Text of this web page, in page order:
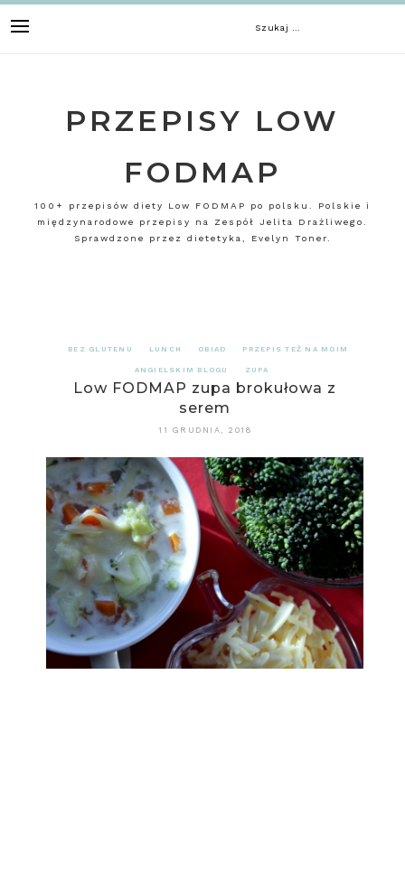
to
Szukaj:
PRZEPISY LOW
FODMAP
100+ przepisów diety Low FODMAP po polsku. Polskie i
międzynarodowe przepisy na Zespół Jelita Drażliwego.
Sprawdzone przez dietetyka, Evelyn Toner.
BEZ GLUTENU LUNCH OBIAD PRZEPIS TEŻ NA MOIM
ANGIELSKIM BLOGU ZUPA
Low FODMAP zupa brokułowa z
serem
11 GRUDNIA, 2018